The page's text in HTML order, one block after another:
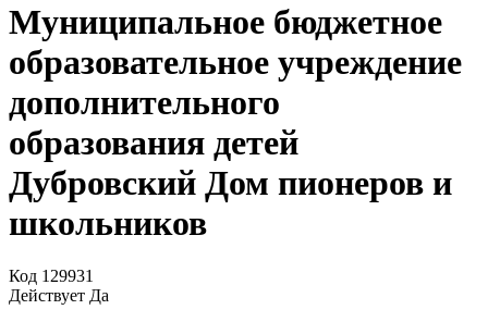
Муниципальное бюджетное
образовательное учреждение
дополнительного
образования детей
Дубровский Дом пионеров и
школьников
Код 129931
Действует Да